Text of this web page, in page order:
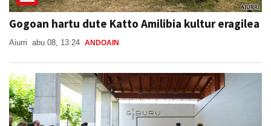
Gogoan hartu dute Katto Amilibia kultur eragilea
Aiurri abu 08, 13:24 ANDOAIN